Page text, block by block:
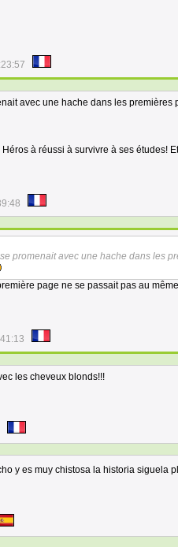
avec une hache dans les
à réussi à survivre à ses études!
promenait avec une hache dans les
page ne se passait pas au
les cheveux blonds!!!
y es muy chistosa la historia siguela